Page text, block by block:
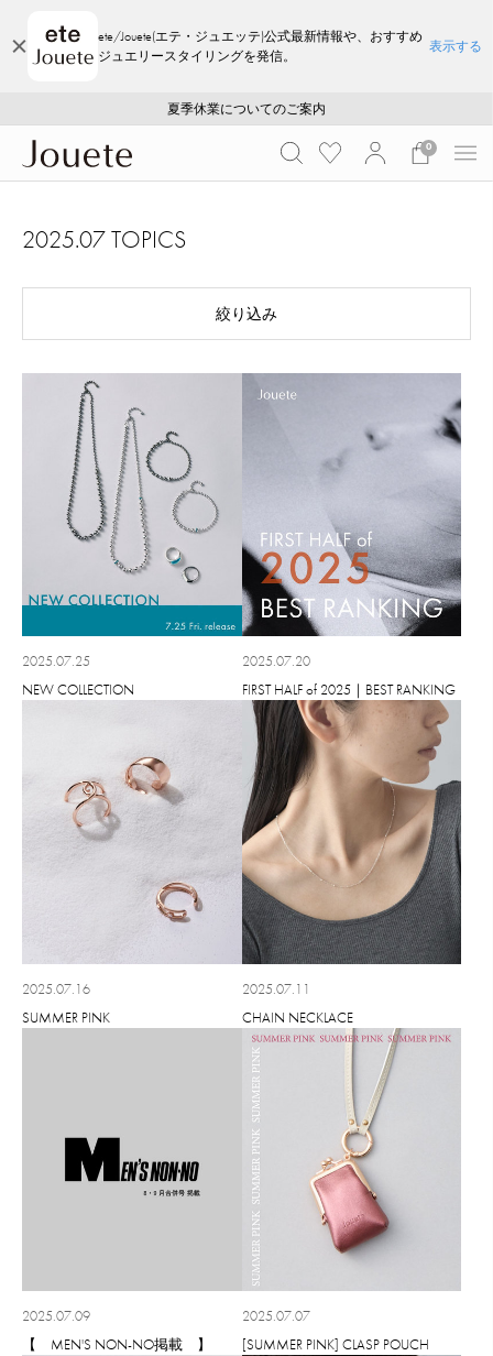
ete/Jouete(エテ・ジュエッテ)公式最新情報や、おすすめ
ジュエリースタイリングを発信。
表示する
採用のご案内
ご注文いただいたお品物のお届け状況について
夏季休業についてのご案内
WEB LIMITED ITEMS >>
採用のご案内
ご注文いただいたお品物のお届け状況について
0
2025.07 TOPICS
絞り込み
2025.07.25
NEW COLLECTION
2025.07.20
FIRST HALF of 2025｜BEST RANKING
2025.07.16
SUMMER PINK
2025.07.11
CHAIN NECKLACE
2025.07.09
【 MEN'S NON-NO掲載 】
2025.07.07
[SUMMER PINK] CLASP POUCH